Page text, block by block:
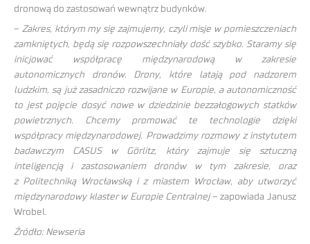
dronową do zastosowań wewnątrz budynków.
– Zakres, którym my się zajmujemy, czyli misje w pomieszczeniach
zamkniętych, będą się rozpowszechniały dość szybko. Staramy się
inicjować współpracę międzynarodową w zakresie
autonomicznych dronów. Drony, które latają pod nadzorem
ludzkim, są już zasadniczo rozwijane w Europie, a autonomiczność
to jest pojęcie dosyć nowe w dziedzinie bezzałogowych statków
powietrznych. Chcemy promować te technologie dzięki
współpracy międzynarodowej. Prowadzimy rozmowy z instytutem
badawczym CASUS w Görlitz, który zajmuje się sztuczną
inteligencją i zastosowaniem dronów w tym zakresie, oraz
z Politechniką Wrocławską i z miastem Wrocław, aby utworzyć
międzynarodowy klaster w Europie Centralnej– zapowiada Janusz
Wrobel.
Źródło: Newseria